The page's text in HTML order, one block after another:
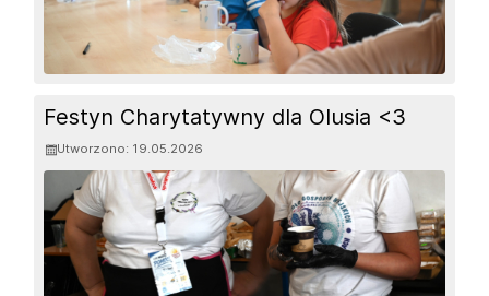
Festyn Charytatywny dla Olusia <3
Utworzono: 19.05.2026